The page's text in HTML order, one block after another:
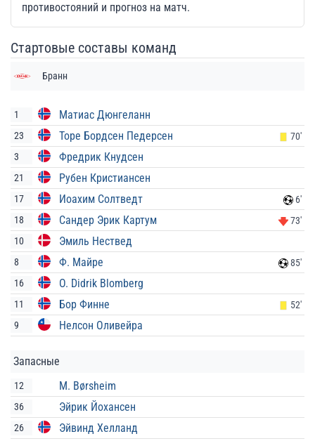
противостояний и прогноз на матч.
Стартовые составы команд
Бранн
1 Матиас Дюнгеланн
23 Торе Бордсен Педерсен
70'
3
Фредрик Кнудсен
21 Рубен Кристиансен
17 Иоахим Солтведт
6'
18
Сандер Эрик Картум
73'
10
Эмиль Нествед
8 Ф. Майре
85'
16
O. Didrik Blomberg
11 Бор Финне
52'
9
Нелсон Оливейра
Запасные
12 M. Børsheim
36 Эйрик Йохансен
26 Эйвинд Хелланд